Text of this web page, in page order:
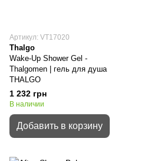
Артикул: VT17020
Thalgo
Wake-Up Shower Gel -
Thalgomen | гель для душа
THALGO
1 232 грн
В наличии
Добавить в корзину